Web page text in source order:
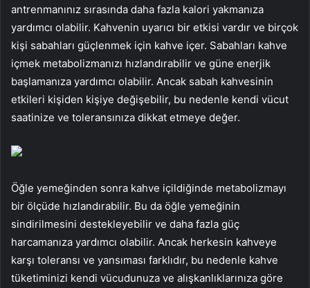
antrenmanınız sırasında daha fazla kalori yakmanıza
yardımcı olabilir. Kahvenin uyarıcı bir etkisi vardır ve birçok
kişi sabahları güçlenmek için kahve içer. Sabahları kahve
içmek metabolizmanızı hızlandırabilir ve güne enerjik
başlamanıza yardımcı olabilir. Ancak sabah kahvesinin
etkileri kişiden kişiye değişebilir, bu nedenle kendi vücut
saatinize ve toleransınıza dikkat etmeye değer.
Öğle yemeğinden sonra kahve içildiğinde metabolizmayı
bir ölçüde hızlandırabilir. Bu da öğle yemeğinin
sindirilmesini destekleyebilir ve daha fazla güç
harcamanıza yardımcı olabilir. Ancak herkesin kahveye
karşı toleransı ve yansıması farklıdır, bu nedenle kahve
tüketiminizi kendi vücudunuza ve alışkanlıklarınıza göre